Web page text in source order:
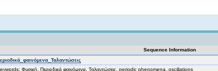
Sequence Information
Φυσική, Περιοδικά φαινόμενα, Ταλαντώσεις, periodic phenomena, oscillations